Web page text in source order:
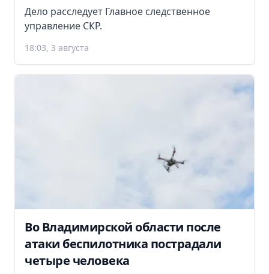
Дело расследует Главное следственное
управление СКР.
18:03, 3 августа
Во Владимирской области после
атаки беспилотника пострадали
четыре человека